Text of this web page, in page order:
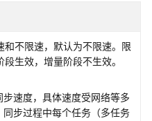
和不限速，默认为不限速。限
生效，增量阶段不生效。
步速度，具体速度受网络等多
同步过程中每个任务（多任务